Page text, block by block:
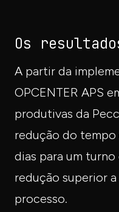
Os
A partir da
OPCENTER APS
produtivas da
redução do tempo
dias para um turno
redução superior
processo.